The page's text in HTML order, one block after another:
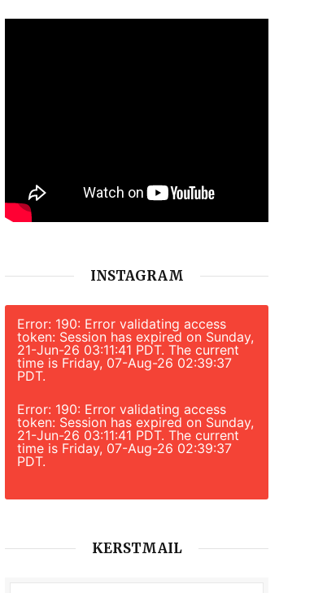
INSTAGRAM
Error: 190: Error validating access
token: Session has expired on Sunday,
21-Jun-26 03:11:41 PDT. The current
time is Friday, 07-Aug-26 02:39:37
PDT.
Error: 190: Error validating access
token: Session has expired on Sunday,
21-Jun-26 03:11:41 PDT. The current
time is Friday, 07-Aug-26 02:39:37
PDT.
KERSTMAIL